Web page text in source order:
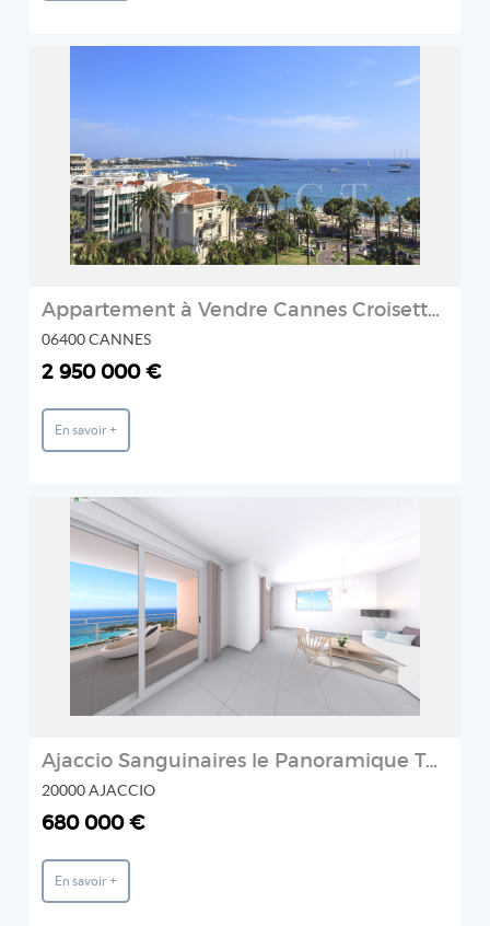
Appartement à Vendre Cannes Croisette vue panoramique Mer
06400 CANNES
2 950 000 €
En savoir +
Prestige et Chateaux
Ajaccio Sanguinaires le Panoramique T4 récent 102.17 m2 belle vue mer 350m² de terrasse
20000 AJACCIO
680 000 €
En savoir +